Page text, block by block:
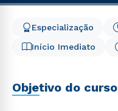
Início Imediato
Especialização
Objetivo do curso